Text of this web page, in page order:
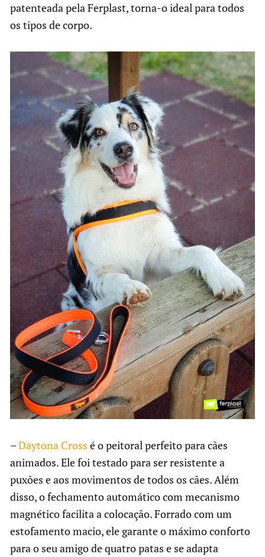
patenteada pela Ferplast, torna-o ideal para todos
os tipos de corpo.
–Daytona Cross é o peitoral perfeito para cães
animados. Ele foi testado para ser resistente a
puxões e aos movimentos de todos os cães. Além
disso, o fechamento automático com mecanismo
magnético facilita a colocação. Forrado com um
estofamento macio, ele garante o máximo conforto
para o seu amigo de quatro patas e se adapta